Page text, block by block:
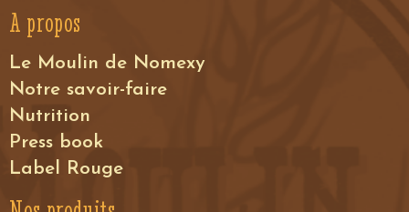
A propos
Le Moulin de Nomexy
Notre savoir-faire
Nutrition
Press book
Label Rouge